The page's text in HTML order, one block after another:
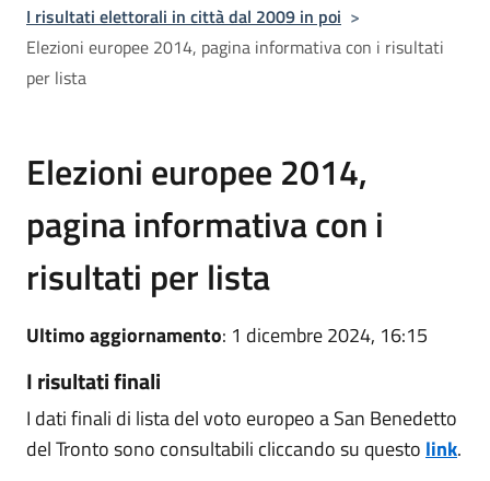
I risultati elettorali in città dal 2009 in poi >
Elezioni europee 2014, pagina informativa con i risultati
per lista
Elezioni europee 2014,
pagina informativa con i
risultati per lista
Ultimo aggiornamento: 1 dicembre 2024, 16:15
I risultati finali
I dati finali di lista del voto europeo a San Benedetto
del Tronto sono consultabili cliccando su questo link.